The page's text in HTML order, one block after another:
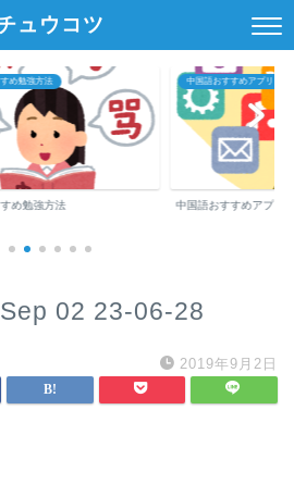
ュウコツ
め勉強方法
め勉強方法
中国語おすすめアプリ・参
中国語おすすめアプリ
02 23-06-28
2019年9月2日